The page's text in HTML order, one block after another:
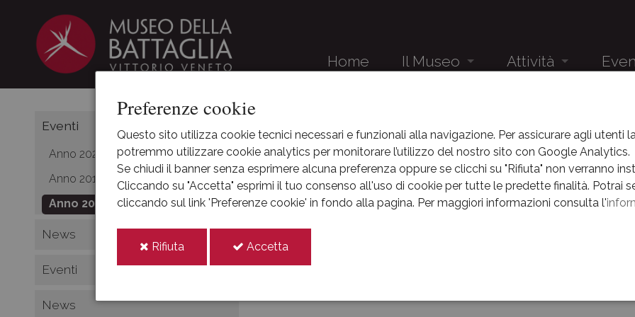
Preferenze cookie
Questo sito utilizza cookie tecnici necessari e funzionali alla navigazione. Per assicurare agli utenti
potremmo utilizzare cookie analytics per monitorare l’utilizzo del nostro sito con Google Analytics.
Se chiudi il banner senza esprimere alcuna preferenza oppure se clicchi su "Rifiuta" non verranno
Cliccando su "Accetta" esprimi il tuo consenso all'uso di cookie per tutte le predette finalità. Potrai
cliccando sul link 'Preferenze cookie' in fondo alla pagina. Per maggiori informazioni consulta l'
Rifiuta Accetta
Home Il Museo
Il complesso museale
Percorsi
Attività
Eventi
News
Eventi
Anno 2021
Anno 2019
Anno 2018
News
Eventi
News
Nella tana del lupo. Ispirato alla
Tandura
2018
lug